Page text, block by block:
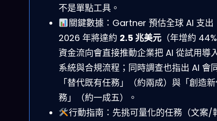
不是單點工具。
關鍵數據：Gartner 預估全球 AI 支出
2026 年將達約 2.5 兆美元 （年增約
資金流向會直接推動企業把 AI 從試用導
系統與合規流程；同時調查也指出 AI 會
「替代既有任務」（約兩成）與「創造
務」（約一成五）。
行動指南：先挑可量化的任務（文案/